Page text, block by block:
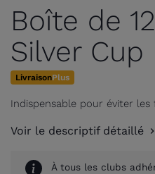
Boîte de
Silver Cup
LivraisonPlus
Indispensable pour éviter les
Voir le descriptif détaillé
À tous les clubs